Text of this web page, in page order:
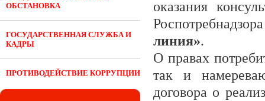
ОБСТАНОВКА
ГОСУДАРСТВЕННАЯ СЛУЖБА И
КАДРЫ
ПРОТИВОДЕЙСТВИЕ КОРРУПЦИИ
оказания
линия».
О правах
так и
договора о